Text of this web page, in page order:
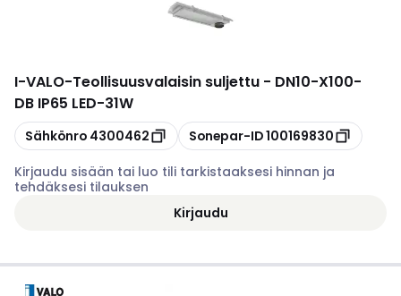
I-VALO-Teollisuusvalaisin suljettu - DN10-X100-
DB IP65 LED-31W
Kopioi
Sähkönro 4300462 Kopioi
Sonepar-ID100169830
Kirjaudu sisään tai luo tili tarkistaaksesi hinnan ja
tehdäksesi tilauksen
Kirjaudu